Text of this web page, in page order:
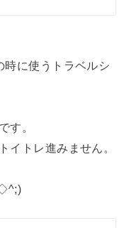
時に使うトラベルシ
す。
イトレ進みません。